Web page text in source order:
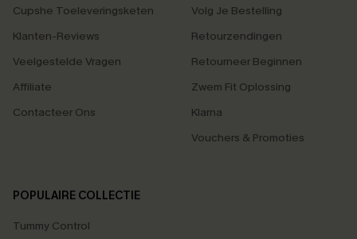
Cupshe Toeleveringsketen
Klanten-Reviews
Veelgestelde Vragen
Affiliate
Contacteer Ons
Volg Je Bestelling
Retourzendingen
Retourneer Beginnen
Zwem Fit Oplossing
Klarna
Vouchers & Promoties
POPULAIRE COLLECTIE
Tummy Control